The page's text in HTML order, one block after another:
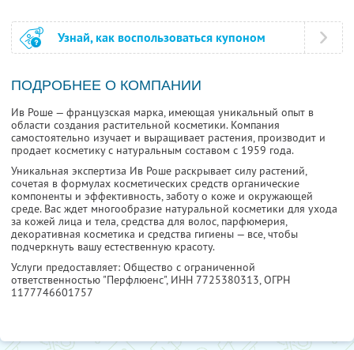
Узнай, как воспользоваться купоном
ПОДРОБНЕЕ О КОМПАНИИ
Ив Роше — французская марка, имеющая уникальный опыт в
области создания растительной косметики. Компания
самостоятельно изучает и выращивает растения, производит и
продает косметику с натуральным составом с 1959 года.
Уникальная экспертиза Ив Роше раскрывает силу растений,
сочетая в формулах косметических средств органические
компоненты и эффективность, заботу о коже и окружающей
среде. Вас ждет многообразие натуральной косметики для ухода
за кожей лица и тела, средства для волос, парфюмерия,
декоративная косметика и средства гигиены — все, чтобы
подчеркнуть вашу естественную красоту.
Услуги предоставляет: Общество с ограниченной
ответственностью "Перфлюенс", ИНН 7725380313, ОГРН
1177746601757